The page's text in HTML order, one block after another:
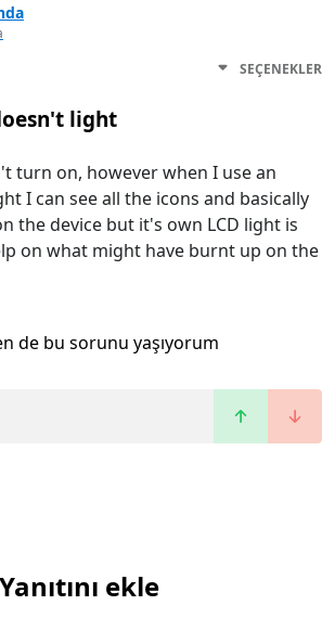
SEÇENEKLER
light
turn on, however when I use an
I can see all the icons and basically
the device but it's own LCD light is
on what might have burnt up on the
de bu sorunu yaşıyorum
Yanıtını ekle